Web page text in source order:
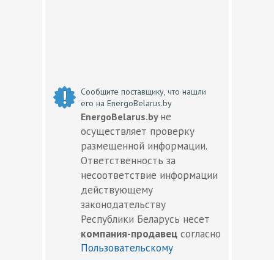
Сообщите поставщику, что нашли
его на EnergoBelarus.by
EnergoBelarus.by не
осуществляет проверку
размещенной информации.
Ответственность за
несоответствие информации
действующему
законодательству
Республики Беларусь несет
компания-продавец согласно
Пользовательскому